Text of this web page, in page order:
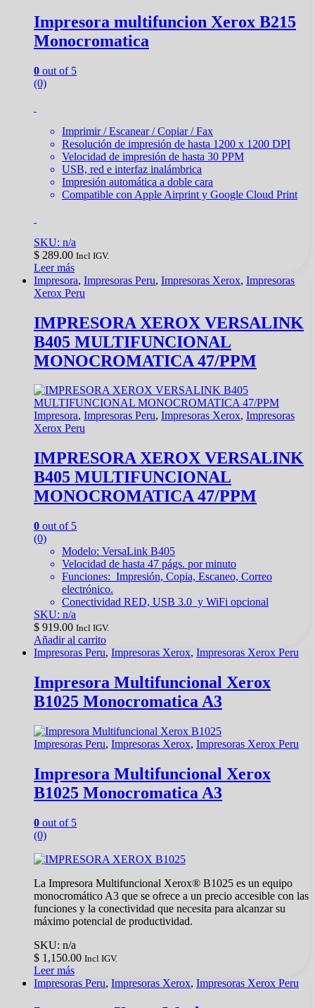
Impresora multifuncion Xerox B215
Monocromatica
0 out of 5
(0)
Imprimir / Escanear / Copiar / Fax
Resolución de impresión de hasta 1200 x 1200 DPI
Velocidad de impresión de hasta 30 PPM
USB, red e interfaz inalámbrica
Impresión automática a doble cara
Compatible con Apple Airprint y Google Cloud Print
SKU: n/a
$ 289.00 Incl IGV.
Leer más
Impresora, Impresoras Peru, Impresoras Xerox, Impresoras
Xerox Peru
IMPRESORA XEROX VERSALINK
B405 MULTIFUNCIONAL
MONOCROMATICA 47/PPM
Impresora, Impresoras Peru, Impresoras Xerox, Impresoras
Xerox Peru
IMPRESORA XEROX VERSALINK
B405 MULTIFUNCIONAL
MONOCROMATICA 47/PPM
0 out of 5
(0)
Modelo: VersaLink B405
Velocidad de hasta 47 págs. por minuto
Funciones: Impresión, Copia, Escaneo, Correo
electrónico.
Conectividad RED, USB 3.0 y WiFi opcional
SKU: n/a
$ 919.00 Incl IGV.
Añadir al carrito
Impresoras Peru, Impresoras Xerox, Impresoras Xerox Peru
Impresora Multifuncional Xerox
B1025 Monocromatica A3
Impresoras Peru, Impresoras Xerox, Impresoras Xerox Peru
Impresora Multifuncional Xerox
B1025 Monocromatica A3
0 out of 5
(0)
La Impresora Multifuncional Xerox® B1025 es un equipo
monocromático A3 que se ofrece a un precio accesible con las
funciones y la conectividad que necesita para alcanzar su
máximo potencial de productividad.
SKU: n/a
$ 1,150.00 Incl IGV.
Leer más
Impresoras Peru, Impresoras Xerox, Impresoras Xerox Peru